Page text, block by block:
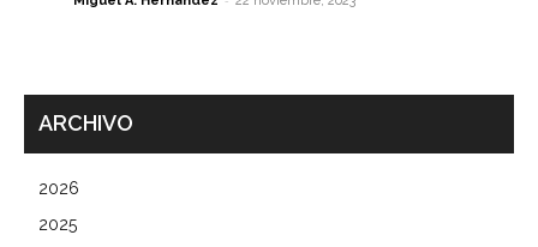
ARCHIVO
2026
2025